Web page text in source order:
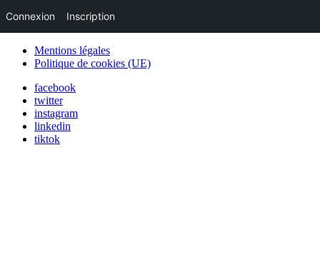
Mentions légales
Politique de cookies (UE)
facebook
twitter
instagram
linkedin
tiktok
Connexion Inscription